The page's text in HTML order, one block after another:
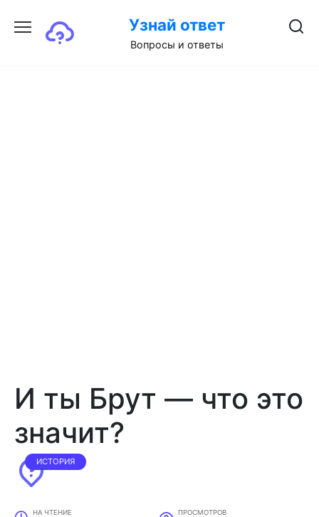
содержанию
Узнай ответ
Вопросы и ответы
И ты Брут — что это
значит?
ИСТОРИЯ
НА ЧТЕНИЕ ПРОСМОТРОВ